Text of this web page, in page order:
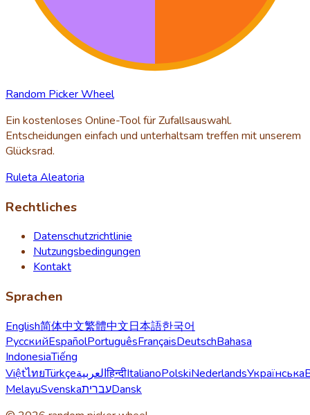
Random Picker Wheel
Ein kostenloses Online-Tool für Zufallsauswahl.
Entscheidungen einfach und unterhaltsam treffen mit unserem
Glücksrad.
Ruleta Aleatoria
Rechtliches
Datenschutzrichtlinie
Nutzungsbedingungen
Kontakt
Sprachen
English简体中文繁體中文日本語한국어
РусскийEspañolPortuguêsFrançaisDeutschBahasa
IndonesiaTiếng
ViệtไทยTürkçeالعربيةहिन्दीItalianoPolskiNederlandsУкраїнська
MelayuSvenskaעבריתDansk